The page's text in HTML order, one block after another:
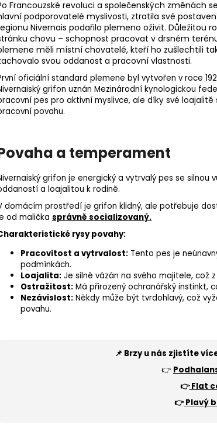
Francouzské revoluci a společenských změnách
podporovatelé myslivosti, ztratila své
Nivernais podařilo plemeno oživit. Důležitou
chovu – schopnost pracovat v drsném
měli místní chovatelé, kteří ho zušlechtili
svou oddanost a pracovní vlastnosti.
oficiální standard plemene byl vytvořen v roce
grifon uznán Mezinárodní kynologickou
pes pro aktivní myslivce, ale díky své
povahu.
a temperament
grifon je energický a vytrvalý pes se
a loajalitou k rodině.
domácím prostředí je grifon klidný, ale potřebuje
od malička správně socializovaný.
rysy povahy:
Pracovitost a vytrvalost: Tento pes je
podmínkách.
Loajalita: Je silně vázán na svého majitele, což
Ostražitost: Má přirozený ochranářský instinkt,
Nezávislost: Někdy může být tvrdohlavý, což
povahu.
📌 Brzy u nás zjistíte
👉
👉Flat
👉Plavý